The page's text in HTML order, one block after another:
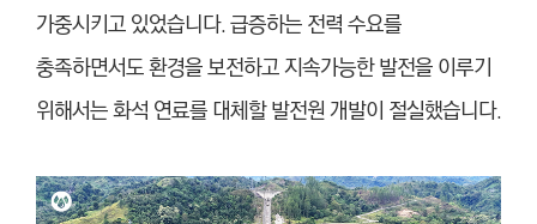
가중시키고 있었습니다. 급증하는 전력 수요를
충족하면서도 환경을 보전하고 지속가능한 발전을 이루기
위해서는 화석 연료를 대체할 발전원 개발이 절실했습니다.